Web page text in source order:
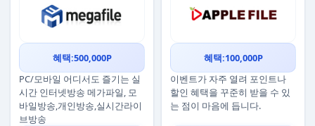
혜택:500,000P
PC/모바일 어디서도 즐기는 실
시간 인터넷방송 메가파일, 모
바일방송,개인방송,실시간라이
브방송
혜택:100,000P
이벤트가 자주 열려 포인트나
할인 혜택을 꾸준히 받을 수 있
는 점이 마음에 듭니다.